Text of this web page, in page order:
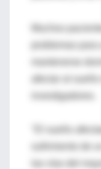
mantenerse
investigadores.
las vías del